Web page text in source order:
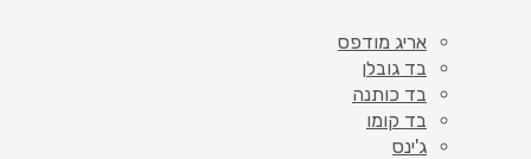
אריג מודפס
בד גובלן
בד כותנה
בד קומו
ג'ינס